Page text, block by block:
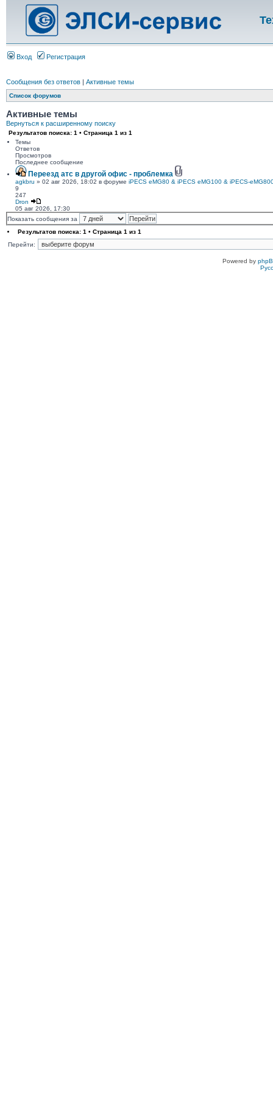
Вход Регистрация
Сообщения без ответов | Активные темы
Список форумов
Активные темы
Вернуться к расширенному поиску
Результатов поиска: 1 • Страница 1 из 1
Темы
Ответов
Просмотров
Последнее сообщение
Переезд атс в другой офис - проблемка
agkbru » 02 авг 2026, 18:02 в форуме iPECS eMG80 & iPECS eMG100 & iPECS-
9
247
Dron
05 авг 2026, 17:30
Показать сообщения за
Результатов поиска: 1 • Страница 1 из 1
Перейти:
Powered by